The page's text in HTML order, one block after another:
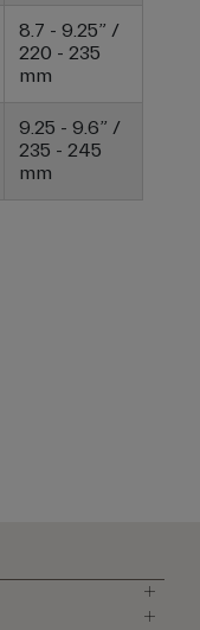
8.7 - 9.25” /
220 - 235
mm
9.25 - 9.6” /
235 - 245
mm